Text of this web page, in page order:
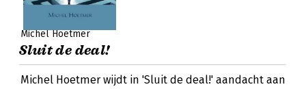
Michel Hoetmer
Sluit de deal!
Michel Hoetmer wijdt in 'Sluit de deal!' aandacht aan